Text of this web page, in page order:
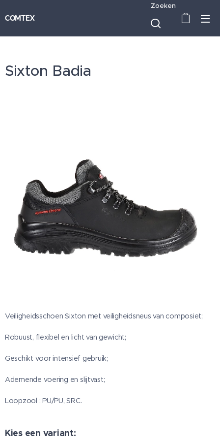
COMTEX
Zoeken
Sixton Badia
Veiligheidsschoen Sixton met veiligheidsneus van composiet;
Robuust, flexibel en licht van gewicht;
Geschikt voor intensief gebruik;
Ademende voering en slijtvast;
Loopzool : PU/PU, SRC.
Kies een variant: